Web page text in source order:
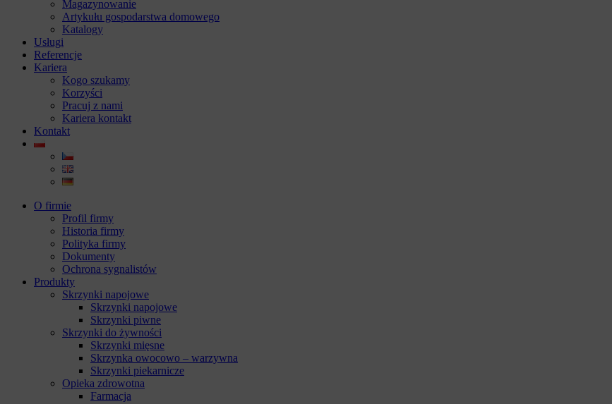
Magazynowanie
Artykułu gospodarstwa domowego
Katalogy
Usługi
Referencje
Kariera
Kogo szukamy
Korzyści
Pracuj z nami
Kariera kontakt
Kontakt
O firmie
Profil firmy
Historia firmy
Polityka firmy
Dokumenty
Ochrona sygnalistów
Produkty
Skrzynki napojowe
Skrzynki napojowe
Skrzynki piwne
Skrzynki do żywności
Skrzynki mięsne
Skrzynka owocowo – warzywna
Skrzynki piekarnicze
Opieka zdrowotna
Farmacja